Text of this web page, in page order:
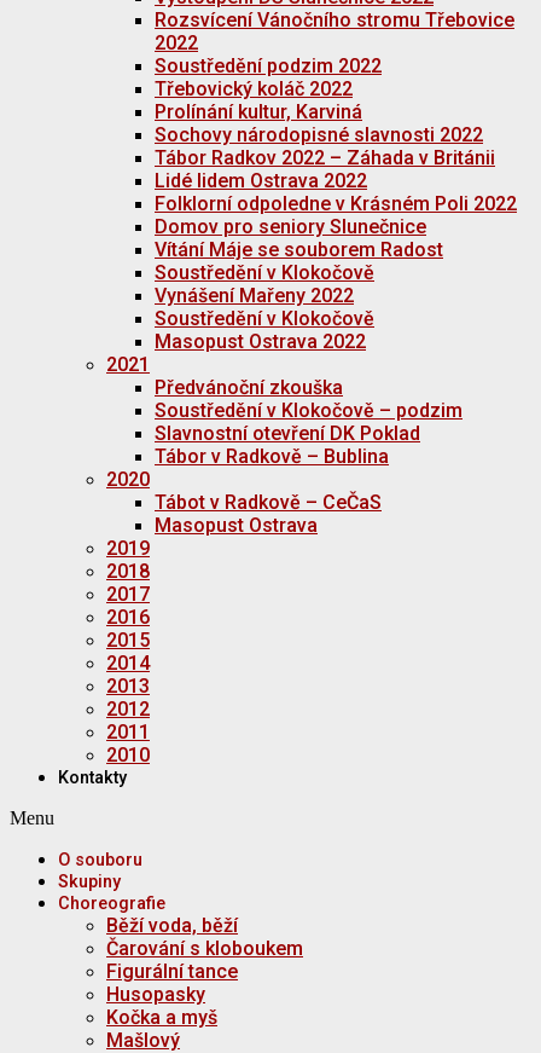
Rozsvícení Vánočního stromu Třebovice
2022
Soustředění podzim 2022
Třebovický koláč 2022
Prolínání kultur, Karviná
Sochovy národopisné slavnosti 2022
Tábor Radkov 2022 – Záhada v Británii
Lidé lidem Ostrava 2022
Folklorní odpoledne v Krásném Poli 2022
Domov pro seniory Slunečnice
Vítání Máje se souborem Radost
Soustředění v Klokočově
Vynášení Mařeny 2022
Soustředění v Klokočově
Masopust Ostrava 2022
2021
Předvánoční zkouška
Soustředění v Klokočově – podzim
Slavnostní otevření DK Poklad
Tábor v Radkově – Bublina
2020
Tábot v Radkově – CeČaS
Masopust Ostrava
2019
2018
2017
2016
2015
2014
2013
2012
2011
2010
Kontakty
Menu
O souboru
Skupiny
Choreografie
Běží voda, běží
Čarování s kloboukem
Figurální tance
Husopasky
Kočka a myš
Mašlový